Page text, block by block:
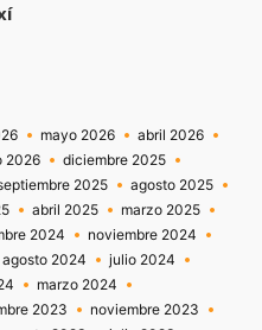
mayo 2026
abril 2026
2026
diciembre 2025
2025
agosto 2025
abril 2025
marzo 2025
2024
noviembre 2024
agosto 2024
julio 2024
marzo 2024
2023
noviembre 2023